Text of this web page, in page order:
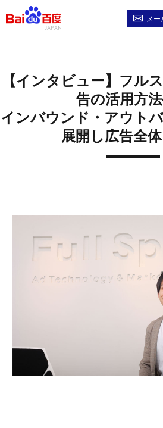
メー
【インタビュー】フル
告の活用方
インバウンド・アウト
展開し広告全